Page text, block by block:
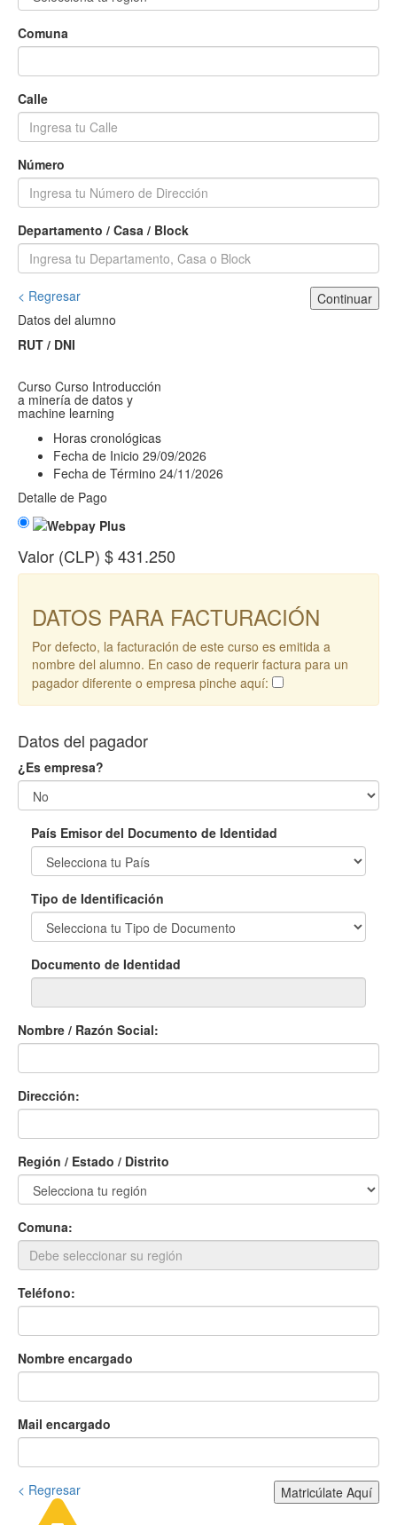
Comuna
Calle
Número
Departamento / Casa / Block
< Regresar
Continuar
Datos del alumno
RUT / DNI
Curso Curso Introducción
a minería de datos y
machine learning
Horas cronológicas
Fecha de Inicio 29/09/2026
Fecha de Término 24/11/2026
Detalle de Pago
Valor (CLP) $ 431.250
DATOS PARA FACTURACIÓN
Por defecto, la facturación de este curso es emitida a
nombre del alumno. En caso de requerir factura para un
pagador diferente o empresa pinche aquí:
Datos del pagador
¿Es empresa?
País Emisor del Documento de Identidad
Tipo de Identificación
Documento de Identidad
Nombre / Razón Social:
Dirección:
Región / Estado / Distrito
Comuna:
Teléfono:
Nombre encargado
Mail encargado
< Regresar Matricúlate Aquí